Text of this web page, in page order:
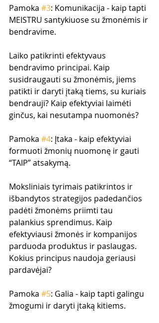
Pamoka #3: Komunikacija - kaip tapti
MEISTRU santykiuose su žmonėmis ir
bendravime.
Laiko patikrinti efektyvaus
bendravimo principai. Kaip
susidraugauti su žmonėmis, jiems
patikti ir daryti įtaką tiems, su kuriais
bendrauji? Kaip efektyviai laimėti
ginčus, kai nesutampa nuomonės?
Pamoka #4: Įtaka - kaip efektyviai
formuoti žmonių nuomonę ir gauti
“TAIP” atsakymą.
Moksliniais tyrimais patikrintos ir
išbandytos strategijos padedančios
padėti žmonėms priimti tau
palankius sprendimus. Kaip
efektyviausi žmonės ir kompanijos
parduoda produktus ir paslaugas.
Kokius principus naudoja geriausi
pardavėjai?
Pamoka #5: Galia - kaip tapti galingu
žmogumi ir daryti įtaką kitiems.